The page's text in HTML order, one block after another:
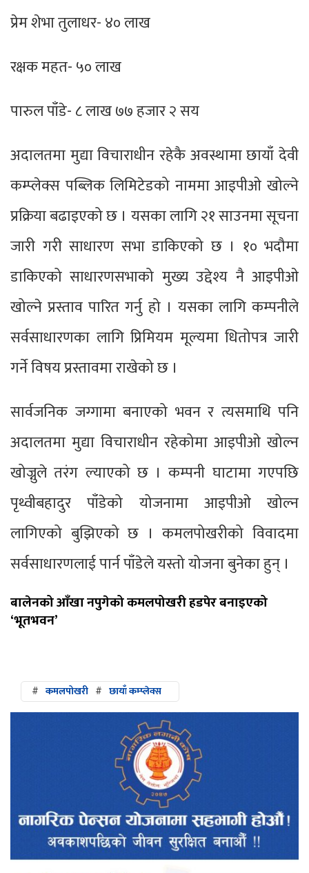
प्रेम शेभा तुलाधर- ४० लाख
रक्षक महत- ५० लाख
पारुल पाँडे- ८ लाख ७७ हजार २ सय
अदालतमा मुद्या विचाराधीन रहेकै अवस्थामा छायाँ देवी
कम्प्लेक्स पब्लिक लिमिटेडको नाममा आइपीओ खोल्ने
प्रक्रिया बढाइएको छ । यसका लागि २१ साउनमा सूचना
जारी गरी साधारण सभा डाकिएको छ । १० भदौमा
डाकिएको साधारणसभाको मुख्य उद्देश्य नै आइपीओ
खोल्ने प्रस्ताव पारित गर्नु हो । यसका लागि कम्पनीले
सर्वसाधारणका लागि प्रिमियम मूल्यमा धितोपत्र जारी
गर्ने विषय प्रस्तावमा राखेको छ ।
सार्वजनिक जग्गामा बनाएको भवन र त्यसमाथि पनि
अदालतमा मुद्या विचाराधीन रहेकोमा आइपीओ खोल्न
खोज्नुले तरंग ल्याएको छ । कम्पनी घाटामा गएपछि
पृथ्वीबहादुर पाँडेको योजनामा आइपीओ खोल्न
लागिएको बुझिएको छ । कमलपोखरीको विवादमा
सर्वसाधारणलाई पार्न पाँडेले यस्तो योजना बुनेका हुन् ।
बालेनको आँखा नपुगेको कमलपोखरी हडपेर बनाइएको
‘भूतभवन’
# कमलपोखरी # छायाँ कम्प्लेक्स